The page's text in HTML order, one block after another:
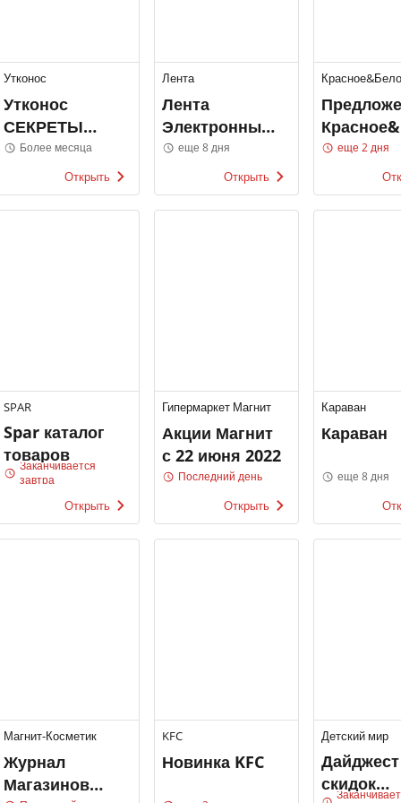
Утконос
Утконос
СЕКРЕТЫ
ЛЕТНЕГО
ПРАЗДНИКА
Более месяца
Открыть
Лента
Лента
Электронные
каталоги
еще 8 дня
Открыть
е еще 2 дня
SPAR
Spar каталог
товаров
Заканчивается
завтра
Открыть
Гипермаркет Магнит
Акции Магнит
с 22 июня 2022
Последний день
Открыть
Караван
Караван
еще 8 дня
Магнит-Косметик
Журнал
Магазинов
KFC
Новинка KFC
Детский мир
Дайджест
скидок